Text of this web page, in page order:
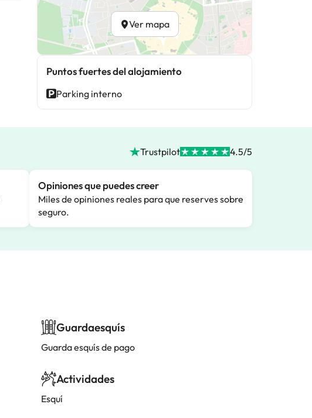
Ver mapa
Puntos fuertes del alojamiento
Parking interno
Trustpilot 4.5/5
Opiniones que puedes creer
Miles de opiniones reales para que reserves sobre
seguro.
Guardaesquís
Guarda esquís de pago
Actividades
Esquí